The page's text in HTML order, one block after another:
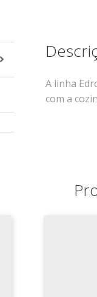
A linha
com a